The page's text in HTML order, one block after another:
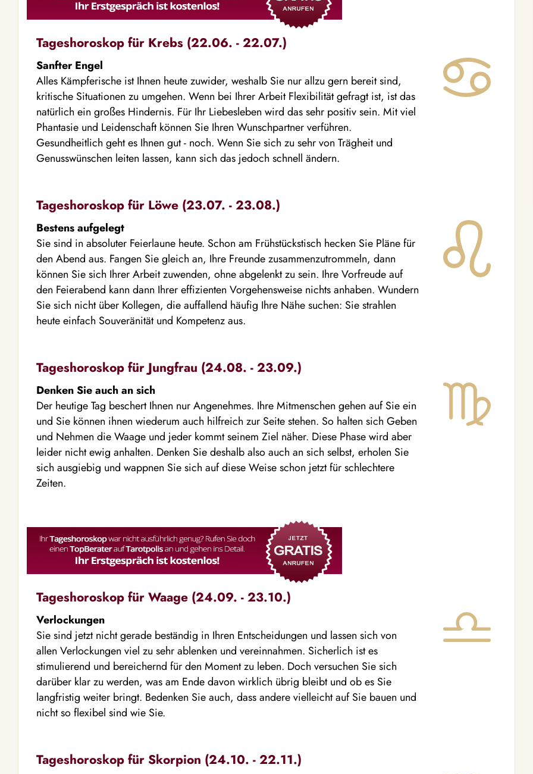
Tageshoroskop für Krebs (22.06. - 22.07.)
Sanfter Engel
Alles Kämpferische ist Ihnen heute zuwider, weshalb Sie nur allzu gern bereit sind,
kritische Situationen zu umgehen. Wenn bei Ihrer Arbeit Flexibilität gefragt ist, ist das
natürlich ein großes Hindernis. Für Ihr Liebesleben wird das sehr positiv sein. Mit viel
Phantasie und Leidenschaft können Sie Ihren Wunschpartner verführen.
Gesundheitlich geht es Ihnen gut - noch. Wenn Sie sich zu sehr von Trägheit und
Genusswünschen leiten lassen, kann sich das jedoch schnell ändern.
Tageshoroskop für Löwe (23.07. - 23.08.)
Bestens aufgelegt
Sie sind in absoluter Feierlaune heute. Schon am Frühstückstisch hecken Sie Pläne für
den Abend aus. Fangen Sie gleich an, Ihre Freunde zusammenzutrommeln, dann
können Sie sich Ihrer Arbeit zuwenden, ohne abgelenkt zu sein. Ihre Vorfreude auf
den Feierabend kann dann Ihrer effizienten Vorgehensweise nichts anhaben. Wundern
Sie sich nicht über Kollegen, die auffallend häufig Ihre Nähe suchen: Sie strahlen
heute einfach Souveränität und Kompetenz aus.
Tageshoroskop für Jungfrau (24.08. - 23.09.)
Denken Sie auch an sich
Der heutige Tag beschert Ihnen nur Angenehmes. Ihre Mitmenschen gehen auf Sie ein
und Sie können ihnen wiederum auch hilfreich zur Seite stehen. So halten sich Geben
und Nehmen die Waage und jeder kommt seinem Ziel näher. Diese Phase wird aber
leider nicht ewig anhalten. Denken Sie deshalb also auch an sich selbst, erholen Sie
sich ausgiebig und wappnen Sie sich auf diese Weise schon jetzt für schlechtere
Zeiten.
Tageshoroskop für Waage (24.09. - 23.10.)
Verlockungen
Sie sind jetzt nicht gerade beständig in Ihren Entscheidungen und lassen sich von
allen Verlockungen viel zu sehr ablenken und vereinnahmen. Sicherlich ist es
stimulierend und bereichernd für den Moment zu leben. Doch versuchen Sie sich
darüber klar zu werden, was am Ende davon wirklich übrig bleibt und ob es Sie
langfristig weiter bringt. Bedenken Sie auch, dass andere vielleicht auf Sie bauen und
nicht so flexibel sind wie Sie.
Tageshoroskop für Skorpion (24.10. - 22.11.)